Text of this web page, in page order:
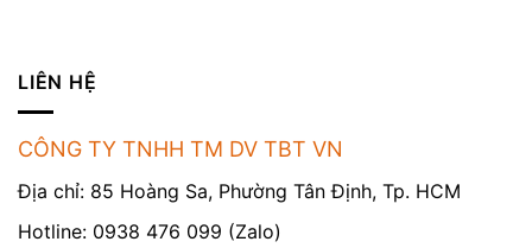
LIÊN HỆ
CÔNG TY TNHH TM DV TBT VN
Địa chỉ: 85 Hoàng Sa, Phường Tân Định, Tp. HCM
Hotline: 0938 476 099 (Zalo)